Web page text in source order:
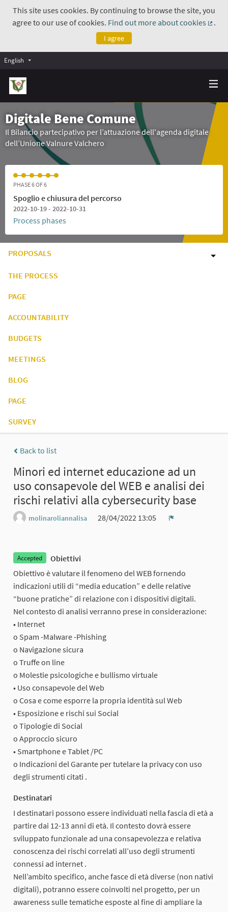
This site uses cookies. By continuing to browse the site, you
agree to our use of cookies. Find out more about cookies
.
I agree
English
Digitale Bene Comune
Il Bilancio partecipativo per l’attuazione dell'agenda digitale
dell’Unione Valnure Valchero
PHASE 6 OF 6
Spoglio e chiusura del percorso
2022-10-19 - 2022-10-31
Process phases
PROPOSALS
THE PROCESS
PAGE
ACCOUNTABILITY
BUDGETS
MEETINGS
BLOG
PAGE
SURVEY
Back to list
Minori ed internet educazione ad un
uso consapevole del WEB e analisi dei
rischi relativi alla cybersecurity base
molinaroliannalisa
28/04/2022 13:05
Accepted
Obiettivi
Obiettivo è valutare il fenomeno del WEB fornendo
indicazioni utili di “media education” e delle relative
“buone pratiche” di relazione con i dispositivi digitali.
Nel contesto di analisi verranno prese in considerazione:
• Internet
o Spam -Malware -Phishing
o Navigazione sicura
o Truffe on line
o Molestie psicologiche e bullismo virtuale
• Uso consapevole del Web
o Cosa e come esporre la propria identità sul Web
• Esposizione e rischi sui Social
o Tipologie di Social
o Approccio sicuro
• Smartphone e Tablet /PC
o Indicazioni del Garante per tutelare la privacy con uso
degli strumenti citati .
Destinatari
I destinatari possono essere individuati nella fascia di età a
partire dai 12-13 anni di età. Il contesto dovrà essere
sviluppato funzionale ad una consapevolezza e relativa
conoscenza dei rischi correlati all’uso degli strumenti
connessi ad internet .
Nell’ambito specifico, anche fasce di età diverse (non nativi
digitali), potranno essere coinvolti nel progetto, per un
awareness sulle tematiche esposte al fine di ampliare la